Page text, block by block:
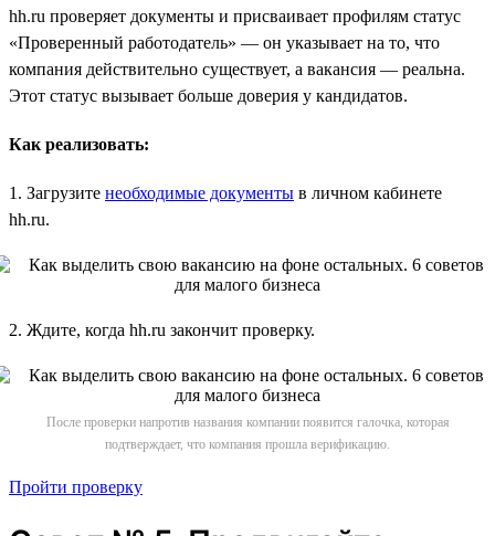
hh.ru проверяет документы и присваивает профилям статус
«Проверенный работодатель» — он указывает на то, что
компания действительно существует, а вакансия — реальна.
Этот статус вызывает больше доверия у кандидатов.
Как реализовать:
1. Загрузите необходимые документы в личном кабинете
hh.ru.
2. Ждите, когда hh.ru закончит проверку.
После проверки напротив названия компании появится галочка, которая
подтверждает, что компания прошла верификацию.
Пройти проверку